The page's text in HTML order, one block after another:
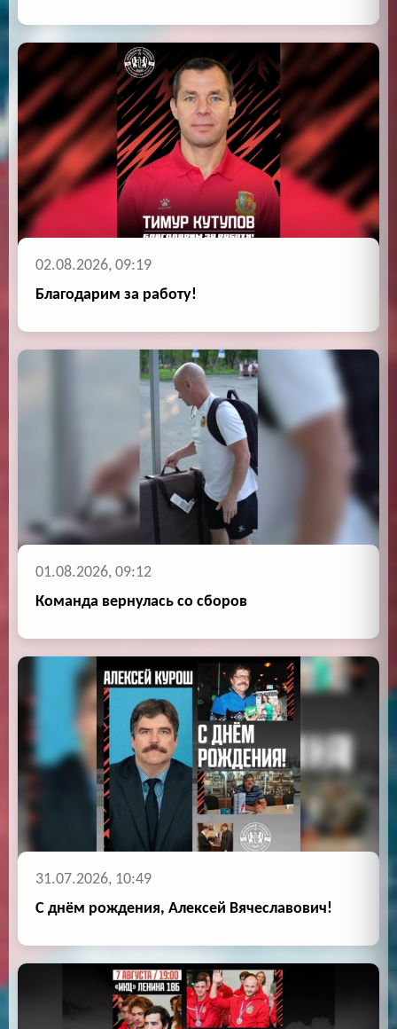
02.08.2026, 09:19
Благодарим за работу!
01.08.2026, 09:12
Команда вернулась со сборов
31.07.2026, 10:49
С днём рождения, Алексей Вячеславович!